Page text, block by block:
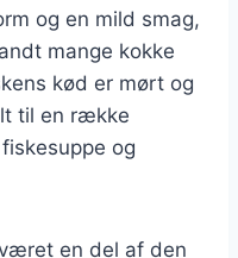
og en mild smag,
mange kokke
kød er mørt og
til en række
og
en del af den